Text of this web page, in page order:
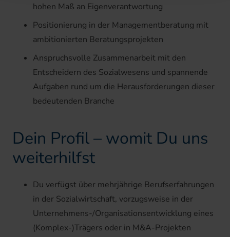
hohen Maß an Eigenverantwortung
Positionierung in der Managementberatung mit
ambitionierten Beratungsprojekten
Anspruchsvolle Zusammenarbeit mit den
Entscheidern des Sozialwesens und spannende
Aufgaben rund um die Herausforderungen dieser
bedeutenden Branche
Dein Profil – womit Du uns
weiterhilfst
Du verfügst über mehrjährige Berufserfahrungen
in der Sozialwirtschaft, vorzugsweise in der
Unternehmens-/Organisationsentwicklung eines
(Komplex-)Trägers oder in M&A-Projekten